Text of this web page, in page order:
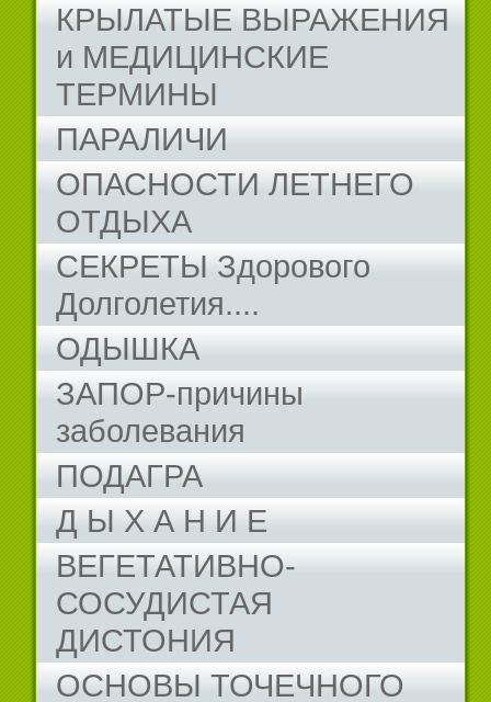
КРЫЛАТЫЕ ВЫРАЖЕНИЯ
и МЕДИЦИНСКИЕ
ТЕРМИНЫ
ПАРАЛИЧИ
ОПАСНОСТИ ЛЕТНЕГО
ОТДЫХА
СЕКРЕТЫ Здорового
Долголетия....
ОДЫШКА
ЗАПОР-причины
заболевания
ПОДАГРА
Д Ы Х А Н И Е
ВЕГЕТАТИВНО-
СОСУДИСТАЯ
ДИСТОНИЯ
ОСНОВЫ ТОЧЕЧНОГО